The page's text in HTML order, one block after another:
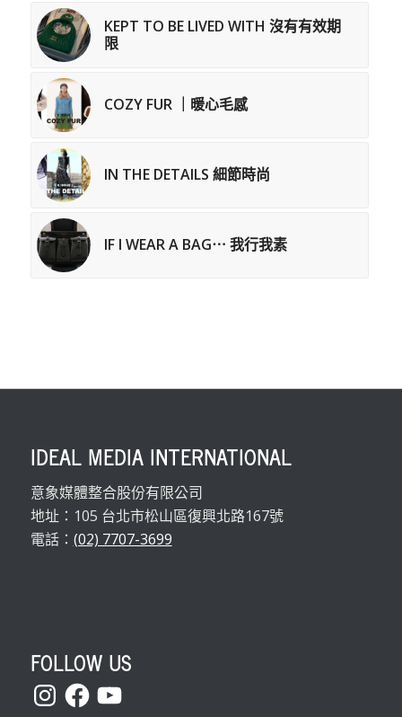
KEPT TO BE LIVED WITH 沒有有效期
限
COZY FUR ｜暖心毛感
IN THE DETAILS 細節時尚
IF I WEAR A BAG⋯ 我行我素
IDEAL MEDIA INTERNATIONAL
意象媒體整合股份有限公司
地址：105 台北市松山區復興北路167號
電話： (02) 7707-3699
FOLLOW US
InstagramFacebook
YouTube